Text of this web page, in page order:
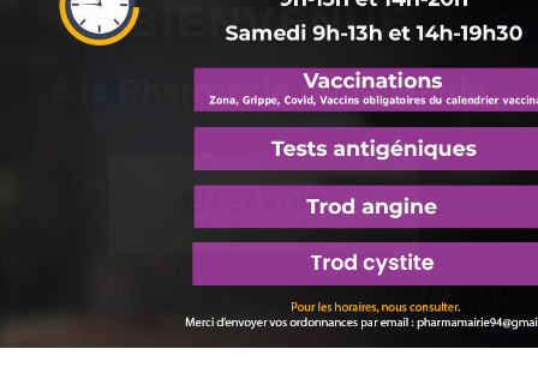
BIENVENUE
à la Pharmacie de la Mairie
EN SAVOIR +